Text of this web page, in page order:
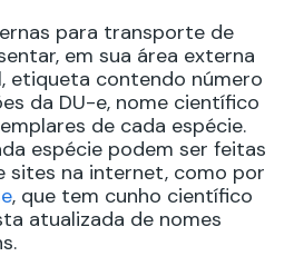
para transporte de
em sua área externa
etiqueta contendo número
da DU-e, nome científico
de cada espécie.
espécie podem ser feitas
sites na internet, como por
, que tem cunho científico
atualizada de nomes